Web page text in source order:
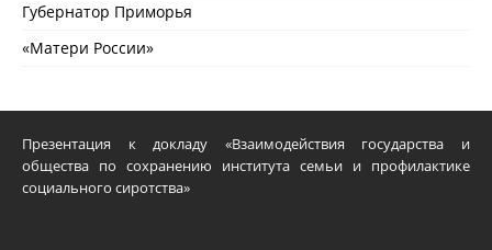
Губернатор Приморья
«Матери России»
Презентация к докладу «Взаимодействия государства и
общества по сохранению института семьи и профилактике
социального сиротства»